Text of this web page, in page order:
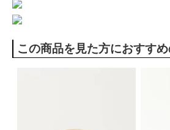
この商品を見た方におすす